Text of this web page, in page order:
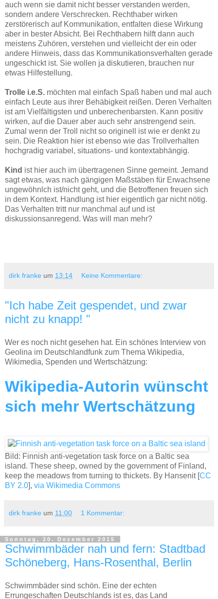
auch wenn sie damit nicht besser verstanden werden,
sondern andere Verschrecken. Rechthaber wirken
zerstörerisch auf Kommunikation, entfalten diese Wirkung
aber in bester Absicht. Bei Rechthabern hilft dann auch
meistens Zuhören, verstehen und vielleicht der ein oder
andere Hinweis, dass das Kommunikationsverhalten gerade
ungeschickt ist. Sie wollen ja diskutieren, brauchen nur
etwas Hilfestellung.
Trolle i.e.S. möchten mal einfach Spaß haben und mal auch
einfach Leute aus ihrer Behäbigkeit reißen. Deren Verhalten
ist am Vielfältigsten und unberechenbarsten. Kann positiv
wirken, auf die Dauer aber auch sehr anstrengend sein.
Zumal wenn der Troll nicht so originell ist wie er denkt zu
sein. Die Reaktion hier ist ebenso wie das Trollverhalten
hochgradig variabel, situations- und kontextabhängig.
Kind ist hier auch im übertragenen Sinne gemeint. Jemand
sagt etwas, was nach gängigen Maßstäben für Erwachsene
ungewöhnlch ist/nicht geht, und die Betroffenen freuen sich
in dem Kontext. Handlung ist hier eigentlich gar nicht nötig.
Das Verhalten tritt nur manchmal auf und ist
diskussionsanregend. Was will man mehr?
dirk franke um 13:14 Keine Kommentare:
"Ich habe Zeit gespendet, und zwar
nicht zu knapp! "
Wer es noch nicht gesehen hat. Ein schönes Interview von
Geolina im Deutschlandfunk zum Thema Wikipedia,
Wikimedia, Spenden und Wertschätzung:
Wikipedia-Autorin wünscht
sich mehr Wertschätzung
Bild: Finnish anti-vegetation task force on a Baltic sea
island. These sheep, owned by the government of Finland,
keep the meadows from turning to thickets. By Hansenit [CC
BY 2.0], via Wikimedia Commons
dirk franke um 11:00 1 Kommentar:
Sonntag, 20. Dezember 2015
Schwimmbäder nah und fern: Stadtbad
Schöneberg, Hans-Rosenthal, Berlin
Schwimmbäder sind schön. Eine der echten
Errungeschaften Deutschlands ist es, das Land